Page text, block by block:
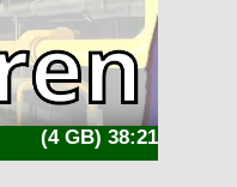
(4 GB) 38:21